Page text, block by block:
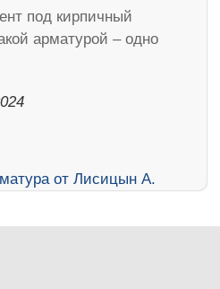
под кирпичный
арматурой – одно